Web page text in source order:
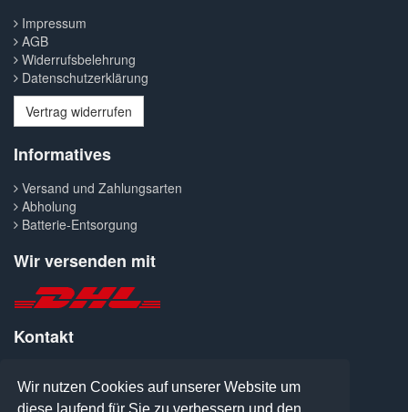
Wir nutzen Cookies auf unserer Website um
diese laufend für Sie zu verbessern und den
Impressum
AGB
Widerrufsbelehrung
Datenschutzerklärung
Vertrag widerrufen
Informatives
Versand und Zahlungsarten
Abholung
Batterie-Entsorgung
Wir versenden mit
Kontakt
Fax: 0371-413041
E-Mail: welcome@pcanymore.de